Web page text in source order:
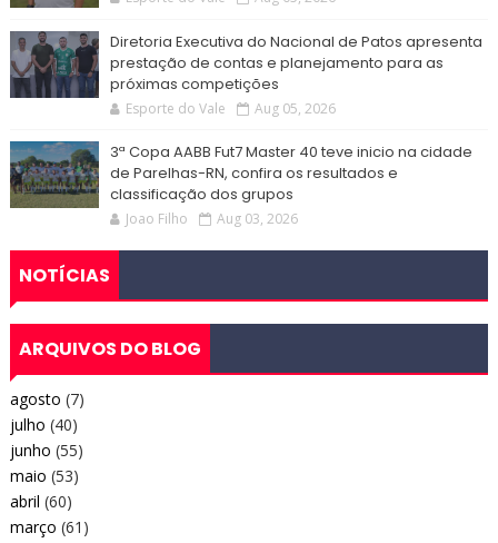
Diretoria Executiva do Nacional de Patos apresenta
prestação de contas e planejamento para as
próximas competições
Esporte do Vale Aug 05, 2026
3ª Copa AABB Fut7 Master 40 teve inicio na cidade
de Parelhas-RN, confira os resultados e
classificação dos grupos
Joao Filho Aug 03, 2026
NOTÍCIAS
ARQUIVOS DO BLOG
agosto (7)
julho (40)
junho (55)
maio (53)
abril (60)
março (61)